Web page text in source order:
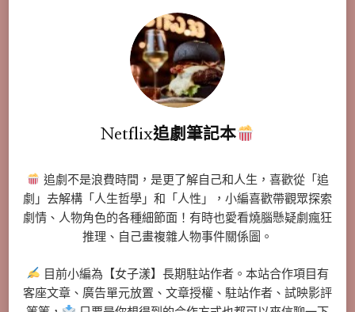
Netflix追劇筆記本
追劇不是浪費時間，是更了解自己和人生，喜歡從「追
劇」去解構「人生哲學」和「人性」，小編喜歡帶觀眾探索
劇情、人物角色的各種細節面！有時也愛看燒腦懸疑劇瘋狂
推理、自己畫複雜人物事件關係圖。
目前小編為【女子漾】長期駐站作者。本站合作項目有
客座文章、廣告單元放置、文章授權、駐站作者、試映影評